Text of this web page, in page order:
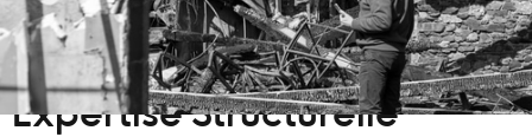
Expertise Structurelle